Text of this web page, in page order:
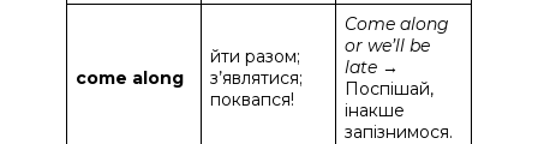
come along
йти разом;
з’являтися;
поквапся!
Come along
or we’ll be
late →
Поспішай,
інакше
запізнимося.